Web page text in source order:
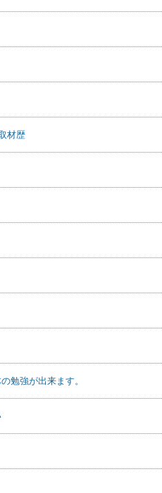
材歴
勉強が出来ます。